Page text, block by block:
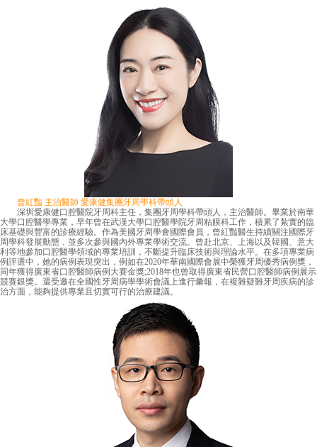
曾紅豔 主治醫師 愛康健集團牙周學科帶頭人
深圳愛康健口腔醫院牙周科主任，集團牙周學科帶頭人，主治醫師。畢業於南華
大學口腔醫學專業，早年曾在武漢大學口腔醫學院牙周粘膜科工作，積累了紮實的臨
床基礎與豐富的診療經驗。作為美國牙周學會國際會員，曾紅豔醫生持續關注國際牙
周學科發展動態，並多次參與國內外專業學術交流。曾赴北京、上海以及韓國、意大
利等地參加口腔醫學領域的專業培訓，不斷提升臨床技術與理論水平。在多項專業病
例評選中，她的病例表現突出，例如在2020年華南國際會展中榮獲牙周優秀病例獎，
同年獲得廣東省口腔醫師病例大賽金獎;2018年也曾取得廣東省民營口腔醫師病例展示
競賽銀獎。還受邀在全國性牙周病學學術會議上進行彙報，在複雜疑難牙周疾病的診
治方面，能夠提供專業且切實可行的治療建議。